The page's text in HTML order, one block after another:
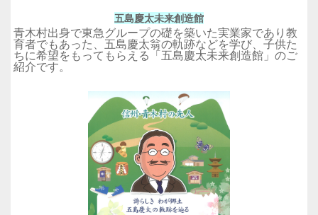
五島慶太未来創造館
青木村出身で東急グループの礎を築いた実業家であり教
育者でもあった、五島慶太翁の軌跡などを学び、子供た
ちに希望をもってもらえる「五島慶太未来創造館」のご
紹介です。